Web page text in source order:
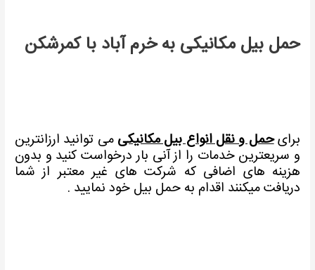
حمل بیل مکانیکی به خرم آباد با کمرشکن
برایحمل و نقل انواع بیل مکانیکی می توانید ارزانترین
و سریعترین خدمات را از آنی بار درخواست کنید و بدون
هزینه های اضافی که شرکت های غیر معتبر از شما
دریافت میکنند اقدام به حمل بیل خود نمایید .